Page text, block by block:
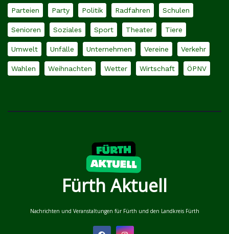
Parteien Party Politik Radfahren Schulen
Senioren Soziales Sport Theater Tiere
Umwelt Unfälle Unternehmen Vereine Verkehr
Wahlen Weihnachten Wetter Wirtschaft ÖPNV
Fürth Aktuell
Nachrichten und Veranstaltungen für Fürth und den Landkreis Fürth